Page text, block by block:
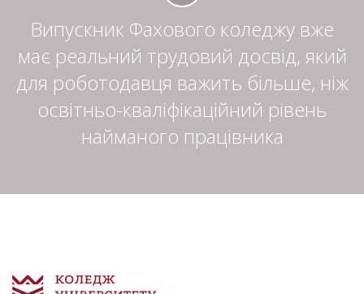
Випускник Фахового коледжу вже
має реальний трудовий досвід, який
для роботодавця важить більше, ніж
освітньо-кваліфікаційний рівень
найманого працівника